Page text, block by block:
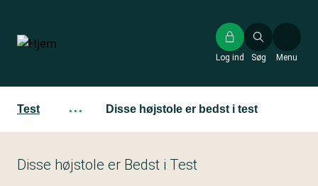
hovedindhold
Søg
Log ind Menu
Test ··· Disse højstole er bedst i test
Disse højstole er Bedst i Test